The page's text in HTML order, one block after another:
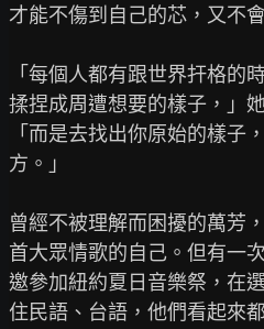
才能不傷到自己的芯，又不
「每個人都有跟世界扞格的
揉捏成周遭想要的樣子，」
「而是去找出你原始的樣子
方。」
曾經不被理解而困擾的萬芳
首大眾情歌的自己。但有一
邀參加紐約夏日音樂祭，在
住民語、台語，他們看起來